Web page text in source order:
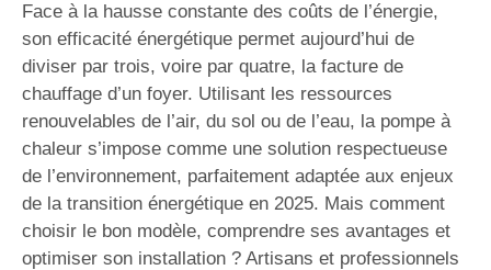
Face à la hausse constante des coûts de l’énergie,
son efficacité énergétique permet aujourd’hui de
diviser par trois, voire par quatre, la facture de
chauffage d’un foyer. Utilisant les ressources
renouvelables de l’air, du sol ou de l’eau, la pompe à
chaleur s’impose comme une solution respectueuse
de l’environnement, parfaitement adaptée aux enjeux
de la transition énergétique en 2025. Mais comment
choisir le bon modèle, comprendre ses avantages et
optimiser son installation ? Artisans et professionnels